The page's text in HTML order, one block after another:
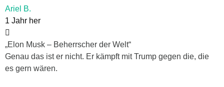
Ariel B.
1 Jahr her
„Elon Musk – Beherrscher der Welt“
Genau das ist er nicht. Er kämpft mit Trump gegen die, die
es gern wären.